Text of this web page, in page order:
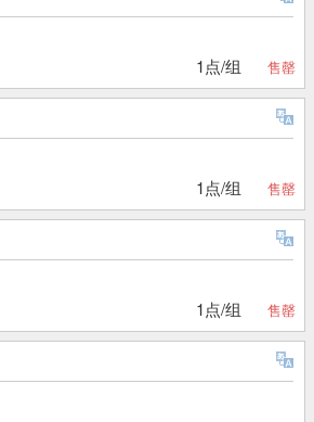
1点/组 售罄
1点/组 售罄
1点/组 售罄